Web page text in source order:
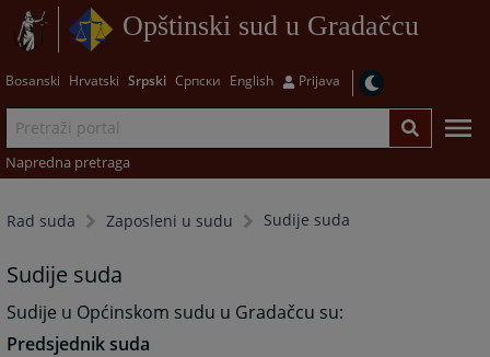
Opštinski sud u Gradačcu
Bosanski Hrvatski Srpski Српски English Prijava
Napredna pretraga
Rad suda Zaposleni u sudu Sudije suda
Sudije suda
Sudije u Općinskom sudu u Gradačcu su:
Predsjednik suda